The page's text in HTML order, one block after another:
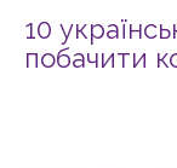
10
побачити